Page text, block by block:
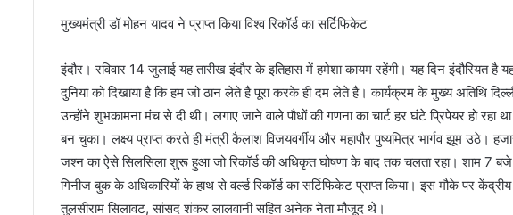
मुख्यमंत्री डॉ मोहन यादव ने प्राप्त किया विश्व रिकॉर्ड का सर्टिफिकेट
इंदौर। रविवार 14 जुलाई यह तारीख इंदौर के इतिहास में हमेशा कायम रहेंगी। यह दिन
दुनिया को दिखाया है कि हम जो ठान लेते है पूरा करके ही दम लेते है। कार्यक्रम के मुख्य अतिथि
उन्होंने शुभकामना मंच से दी थी। लगाए जाने वाले पौधों की गणना का चार्ट हर घंटे प्रिपेयर हो रहा था
बन चुका। लक्ष्य प्राप्त करते ही मंत्री कैलाश विजयवर्गीय और महापौर पुष्यमित्र भार्गव झूम उठे।
जश्न का ऐसे सिलसिला शुरू हुआ जो रिकॉर्ड की अधिकृत घोषणा के बाद तक चलता रहा। शाम 7
गिनीज बुक के अधिकारियों के हाथ से वर्ल्ड रिकॉर्ड का सर्टिफिकेट प्राप्त किया। इस मौके पर केंद्रीय
तुलसीराम सिलावट, सांसद शंकर लालवानी सहित अनेक नेता मौजूद थे।